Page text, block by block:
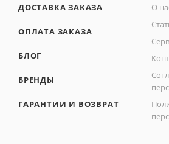
ДОСТАВКА ЗАКАЗА
ОПЛАТА ЗАКАЗА
БЛОГ
БРЕНДЫ
ГАРАНТИИ И ВОЗВРАТ
О